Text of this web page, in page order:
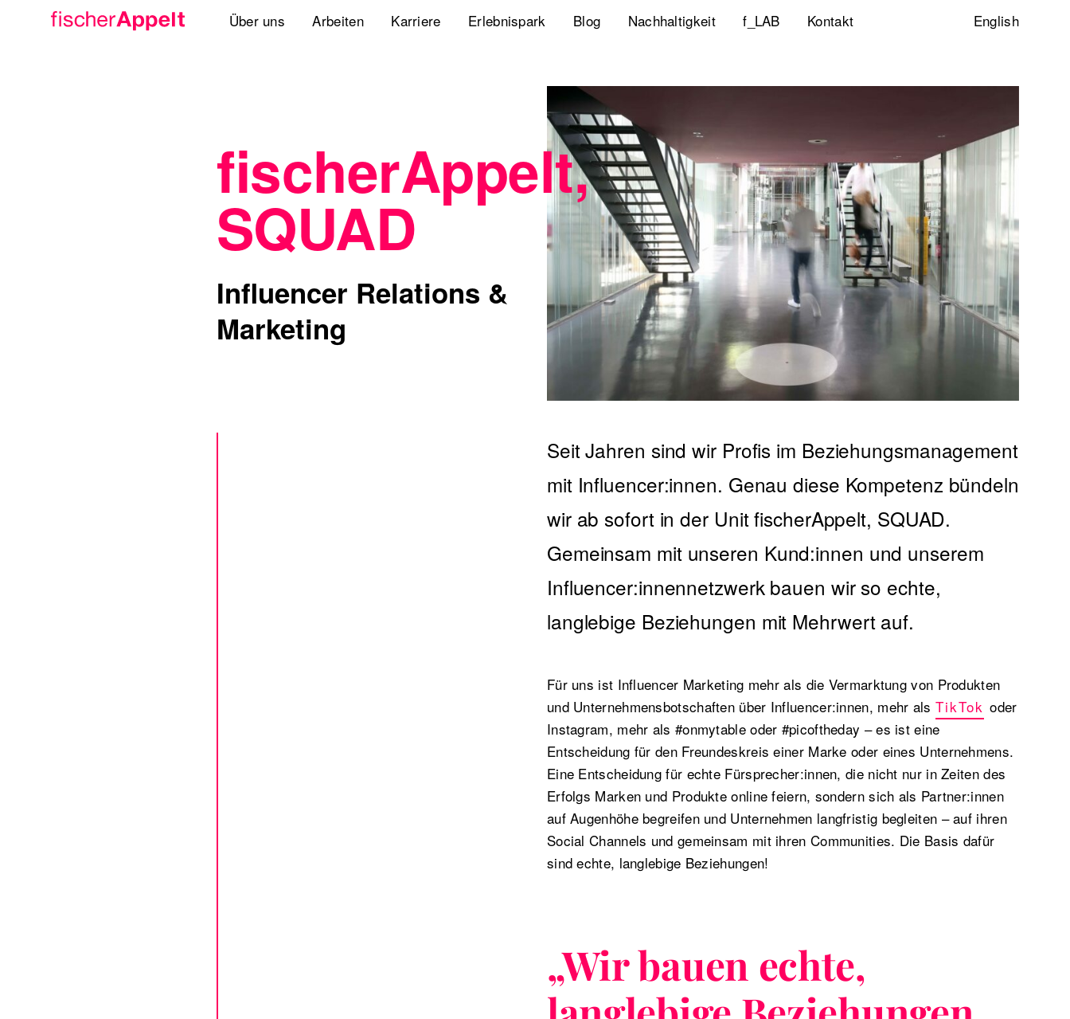
Über uns
Standorte
International
Arbeiten Karriere Erlebnispark
Storyverse Playbook
Meet fischerAppelt
Podcast
The German Apartment
Blog Nachhaltigkeit
Future Mobility Lab
Hanseatic Help
f_LAB Kontakt English
fischerAppelt,
SQUAD
Influencer Relations &
Marketing
Seit Jahren sind wir Profis im Beziehungsmanagement
mit Influencer:innen. Genau diese Kompetenz bündeln
wir ab sofort in der Unit fischerAppelt, SQUAD.
Gemeinsam mit unseren Kund:innen und unserem
Influencer:innennetzwerk bauen wir so echte,
langlebige Beziehungen mit Mehrwert auf.
Für uns ist Influencer Marketing mehr als die Vermarktung von Produkten
und Unternehmensbotschaften über Influencer:innen, mehr als TikTok oder
Instagram, mehr als #onmytable oder #picoftheday – es ist eine
Entscheidung für den Freundeskreis einer Marke oder eines Unternehmens.
Eine Entscheidung für echte Fürsprecher:innen, die nicht nur in Zeiten des
Erfolgs Marken und Produkte online feiern, sondern sich als Partner:innen
auf Augenhöhe begreifen und Unternehmen langfristig begleiten – auf ihren
Social Channels und gemeinsam mit ihren Communities. Die Basis dafür
sind echte, langlebige Beziehungen!
„Wir bauen echte,